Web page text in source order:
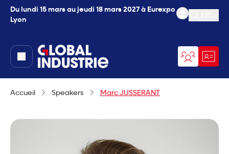
Du lundi 15 mars au jeudi 18 mars 2027 à Eurexpo
Lyon
Ouvrir
page.home
Accueil Speakers Marc JUSSERANT